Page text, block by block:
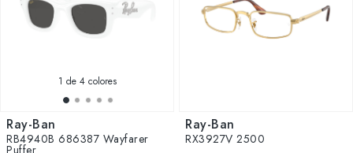
1 de 4 colores
Ray-Ban
RB4940B 686387 Wayfarer
Puffer
Ray-Ban
RX3927V 2500